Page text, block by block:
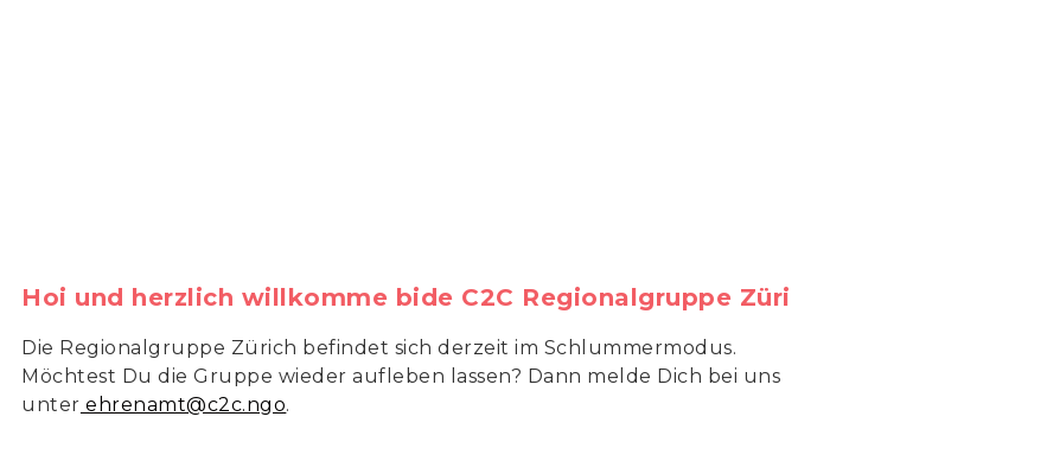
Hoi und herzlich willkomme bide C2C Regionalgruppe Züri
Die Regionalgruppe Zürich befindet sich derzeit im Schlummermodus.
Möchtest Du die Gruppe wieder aufleben lassen? Dann melde Dich bei uns
unter ehrenamt@c2c.ngo.